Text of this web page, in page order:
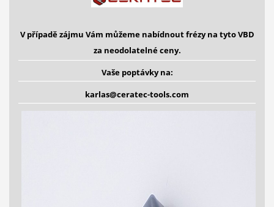
V případě zájmu Vám můžeme nabídnout frézy na tyto VBD
za neodolatelné ceny.
Vaše poptávky na:
karlas@ceratec-tools.com